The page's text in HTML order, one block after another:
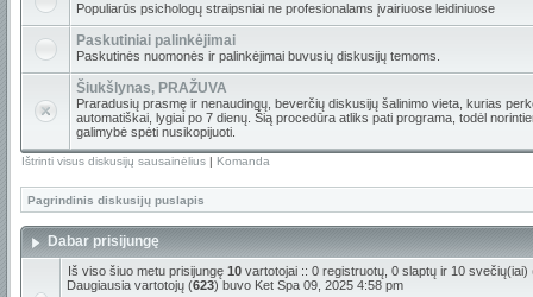
Populiarūs psichologų straipsniai ne profesionalams įvairiuose leidiniuose
Paskutiniai palinkėjimai
Paskutinės nuomonės ir palinkėjimai buvusių diskusijų temoms.
Šiukšlynas, PRAŽUVA
Praradusių prasmę ir nenaudingų, beverčių diskusijų šalinimo vieta, kurias
automatiškai, lygiai po 7 dienų. Šią procedūra atliks pati programa, todėl
galimybė spėti nusikopijuoti.
Ištrinti visus diskusijų sausainėlius | Komanda
Pagrindinis diskusijų puslapis
Dabar prisijungę
Iš viso šiuo metu prisijungę 10 vartotojai :: 0 registruotų, 0 slaptų ir 10
Daugiausia vartotojų (623) buvo Ket Spa 09, 2025 4:58 pm